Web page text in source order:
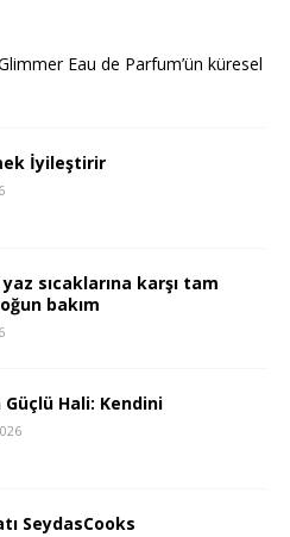
Eau de Parfum’ün küresel
İyileştirir
sıcaklarına karşı tam
bakım
Güçlü Hali: Kendini
SeydasCooks